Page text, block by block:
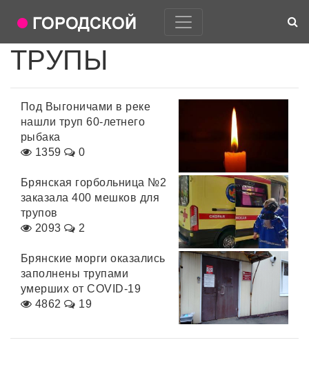
ТРУПЫ
Под Выгоничами в реке
нашли труп 60-летнего
рыбака
1359
0
Брянская горбольница №2
заказала 400 мешков для
трупов
2093
2
Брянские морги оказались
заполнены трупами
умерших от COVID-19
4862
19